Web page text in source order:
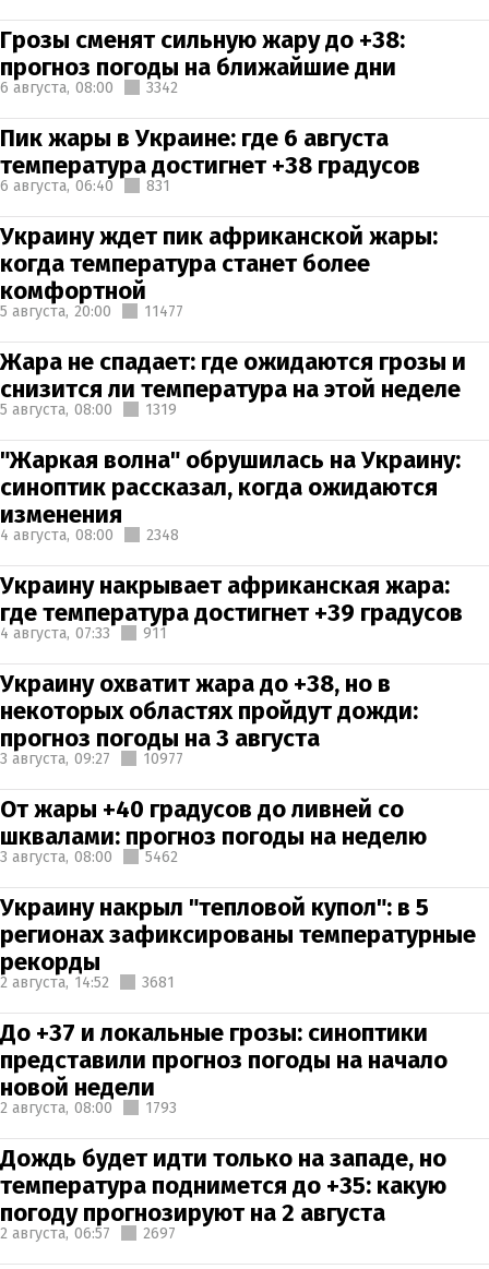
Грозы сменят сильную жару до +38:
прогноз погоды на ближайшие дни
6 августа, 08:00 3342
Пик жары в Украине: где 6 августа
температура достигнет +38 градусов
6 августа, 06:40 831
Украину ждет пик африканской жары:
когда температура станет более
комфортной
5 августа, 20:00 11477
Жара не спадает: где ожидаются грозы и
снизится ли температура на этой неделе
5 августа, 08:00 1319
"Жаркая волна" обрушилась на Украину:
синоптик рассказал, когда ожидаются
изменения
4 августа, 08:00 2348
Украину накрывает африканская жара:
где температура достигнет +39 градусов
4 августа, 07:33 911
Украину охватит жара до +38, но в
некоторых областях пройдут дожди:
прогноз погоды на 3 августа
3 августа, 09:27 10977
От жары +40 градусов до ливней со
шквалами: прогноз погоды на неделю
3 августа, 08:00 5462
Украину накрыл "тепловой купол": в 5
регионах зафиксированы температурные
рекорды
2 августа, 14:52 3681
До +37 и локальные грозы: синоптики
представили прогноз погоды на начало
новой недели
2 августа, 08:00 1793
Дождь будет идти только на западе, но
температура поднимется до +35: какую
погоду прогнозируют на 2 августа
2 августа, 06:57 2697